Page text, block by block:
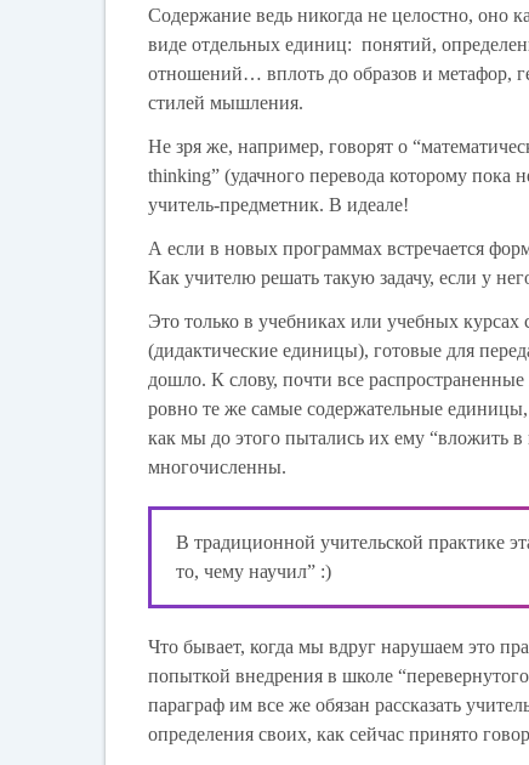
Содержание ведь никогда не целостно, оно
виде отдельных единиц: понятий,
отношений… вплоть до образов и метафор,
стилей мышления.
Не зря же, например, говорят о
thinking” (удачного перевода которому пока
учитель-предметник. В идеале!
А если в новых программах встречается
Как учителю решать такую задачу, если у
Это только в учебниках или учебных курсах
(дидактические единицы), готовые для
дошло. К слову, почти все
ровно те же самые содержательные
как мы до этого пытались их ему “вложить
многочисленны.
В традиционной учительской практике
то, чему научил” :)
Что бывает, когда мы вдруг нарушаем это
попыткой внедрения в школе
параграф им все же обязан рассказать
определения своих, как сейчас принято